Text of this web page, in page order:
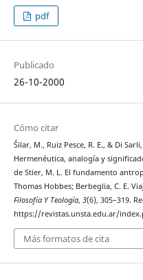
pdf
Publicado
26-10-2000
Cómo citar
Šilar, M., Ruiz Pesce, R. E., & Di
Hermenéutica, analogía y
de Stier, M. L. El fundamento
Thomas Hobbes; Berbeglia, C. E.
Filosofía Y Teología, 3(6), 305–319.
https://revistas.unsta.edu.ar/
Más formatos de cita